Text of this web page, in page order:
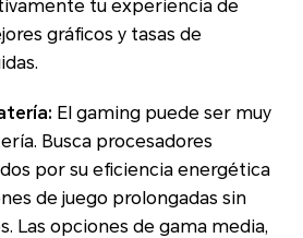
tu experiencia de
gráficos y tasas de
El gaming puede ser muy
Busca procesadores
por su eficiencia energética
de juego prolongadas sin
Las opciones de gama media,